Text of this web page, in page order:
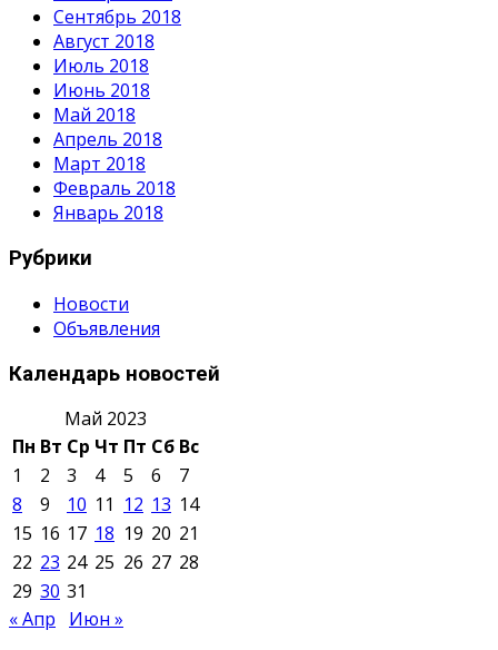
Сентябрь 2018
Август 2018
Июль 2018
Июнь 2018
Май 2018
Апрель 2018
Март 2018
Февраль 2018
Январь 2018
Рубрики
Новости
Объявления
Календарь новостей
Май 2023
Пн Вт Ср Чт Пт Сб Вс
1
2 3 4 5 6
7
8
9 10 11 12 13 14
15 16 17 18 19 20 21
22 23 24 25 26 27 28
29 30 31
« Апр
Июн »